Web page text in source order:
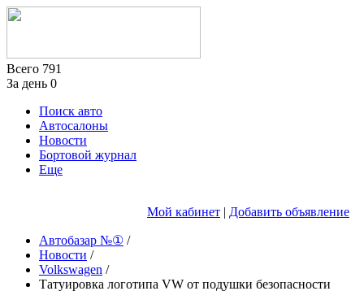
Всего 791
За день 0
Поиск авто
Автосалоны
Новости
Бортовой журнал
Еще
Мой кабинет | Добавить объявление
Автобазар №① /
Новости /
Volkswagen /
Татуировка логотипа VW от подушки безопасности